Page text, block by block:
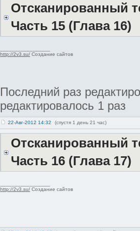
Отсканированный
Часть 15 (Глава 16)
http://2v3.su/ Создание сайтов
Последний раз
редактировалось 1 раз
22-Авг-2012 14:32 (спустя 1 день 21 час)
Отсканированный
Часть 16 (Глава 17)
http://2v3.su/ Создание сайтов